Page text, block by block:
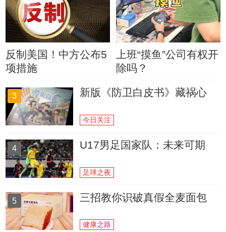
反制美国！中方公布5
项措施
上班“摸鱼”公司有权开
除吗？
3 新版《防卫白皮书》藏祸心
今日关注
4 U17男足国家队：未来可期
足球之夜
5 三招教你识破真假全麦面包
健康之路